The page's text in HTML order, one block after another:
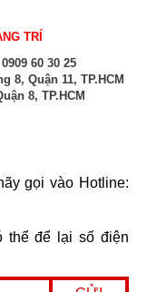
TRÍ
60 30 25
8, Quận 11, TP.HCM
8, TP.HCM
gọi vào Hotline:
thể để lại số điện